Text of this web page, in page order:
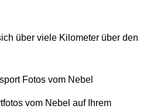
über viele Kilometer über den
vom Nebel auf Ihrem